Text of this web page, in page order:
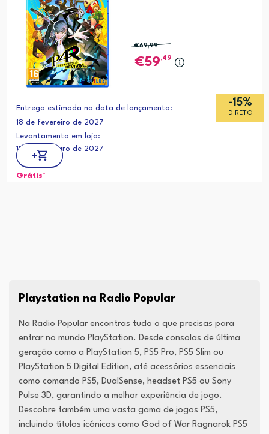
-15%
DIRETO
€69,99
59,49
Entrega estimada na data de lançamento:
18 de fevereiro de 2027
Levantamento em loja:
18 de fevereiro de 2027
Grátis*
Playstation na Radio Popular
Na Radio Popular encontras tudo o que precisas para
entrar no mundo PlayStation. Desde consolas de última
geração como a PlayStation 5, PS5 Pro, PS5 Slim ou
PlayStation 5 Digital Edition, até acessórios essenciais
como comando PS5, DualSense, headset PS5 ou Sony
Pulse 3D, garantindo a melhor experiência de jogo.
Descobre também uma vasta gama de jogos PS5,
incluindo títulos icónicos como God of War Ragnarok PS5